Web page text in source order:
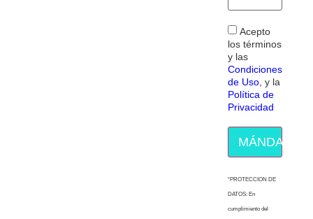
Acepto
los términos
y las
Condiciones
de Uso, y la
Política de
Privacidad
MÁNDAME
“PROTECCION DE
DATOS: En
cumplimiento del